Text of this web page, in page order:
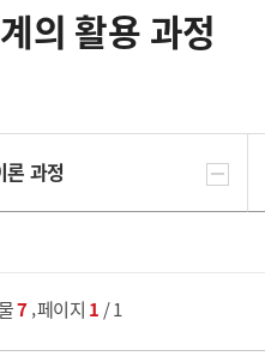
의 활용 과정
과정
7,페이지 1 / 1